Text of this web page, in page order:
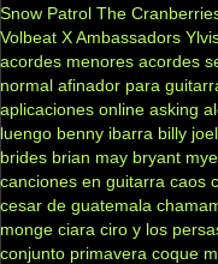
Snow Patrol The
Volbeat X Ambassadors
acordes menores acordes
normal afinador para
aplicaciones online asking
luengo benny ibarra billy joel
brides brian may bryant
canciones en guitarra caos
cesar de guatemala
monge ciara ciro y los
conjunto primavera coque